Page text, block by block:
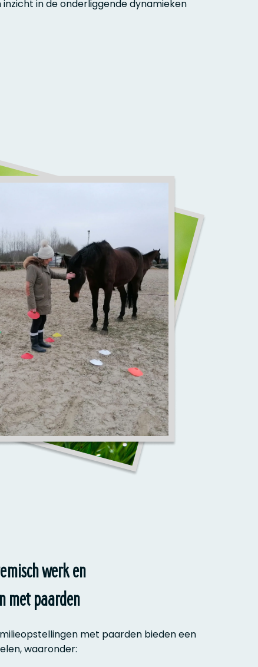
in de onderliggende dynamieken
werk en
met paarden
met paarden bieden een
waaronder: